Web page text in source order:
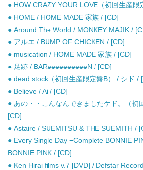
● HOW CRAZY YOUR LOVE（初回生産限
● HOME / HOME MADE 家族 / [CD]
● Around The World / MONKEY MAJIK /
● アルエ / BUMP OF CHICKEN / [CD]
● musication / HOME MADE 家族 / [CD]
● 足跡 / BAReeeeeeeeeeN / [CD]
● dead stock（初回生産限定盤B） / シド /
● Believe / Ai / [CD]
● あの・・こんなんできましたケド。（初
[CD]
● Astaire / SUEMITSU & THE SUEMITH /
● Every Single Day −Complete BONNIE
BONNIE PINK / [CD]
● Ken Hirai films v.7 [DVD] / Defstar